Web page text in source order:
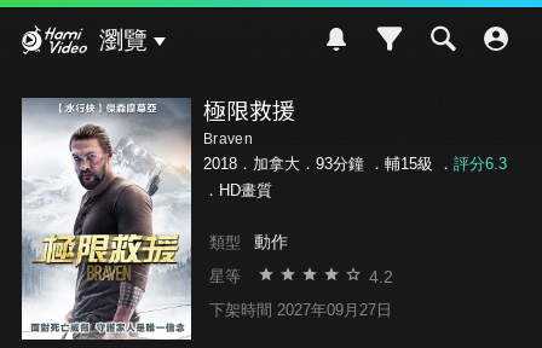
瀏覽
極限救援
Braven
2018．加拿大．93分鐘 ． 輔15級 ． 評分6.3
．HD畫質
類型 動作
星等 4.2
下架時間 2027年09月27日